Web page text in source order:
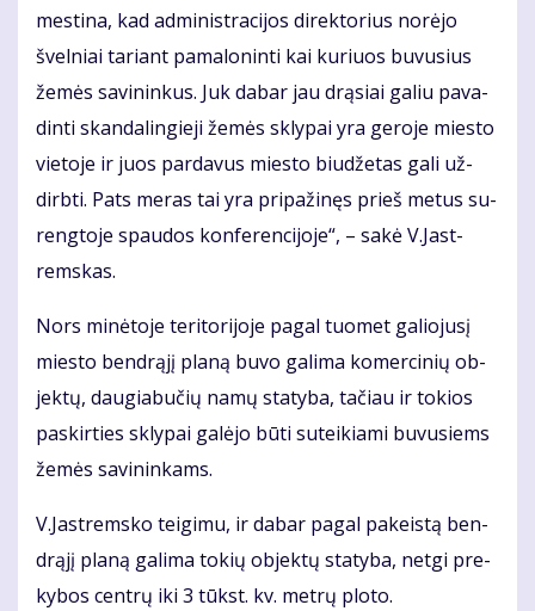
mes­ti­na, kad ad­mi­nist­ra­ci­jos di­rek­to­rius no­rė­jo
švel­niai ta­riant pa­ma­lo­nin­ti kai ku­riuos bu­vu­sius
že­mės sa­vi­nin­kus. Juk da­bar jau drą­siai ga­liu pa­va­
din­ti skan­da­lin­gie­ji že­mės skly­pai yra ge­ro­je mies­to
vie­to­je ir juos par­da­vus mies­to biu­dže­tas ga­li už­
dirb­ti. Pats me­ras tai yra pri­pa­ži­nęs prieš me­tus su­
reng­to­je spau­dos kon­fe­ren­ci­jo­je“, – sa­kė V.Jast­
rems­kas.
Nors mi­nė­to­je te­ri­to­ri­jo­je pa­gal tuo­met ga­lio­ju­sį
mies­to ben­drą­jį pla­ną bu­vo ga­li­ma ko­mer­ci­nių ob­
jek­tų, dau­gia­bu­čių na­mų sta­ty­ba, ta­čiau ir to­kios
pa­skir­ties skly­pai ga­lė­jo bū­ti su­tei­kia­mi bu­vu­siems
že­mės sa­vi­nin­kams.
V.Jast­rems­ko tei­gi­mu, ir da­bar pa­gal pa­keis­tą ben­
drą­jį pla­ną ga­li­ma to­kių ob­jek­tų sta­ty­ba, net­gi pre­
ky­bos cen­trų iki 3 tūkst. kv. met­rų plo­to.